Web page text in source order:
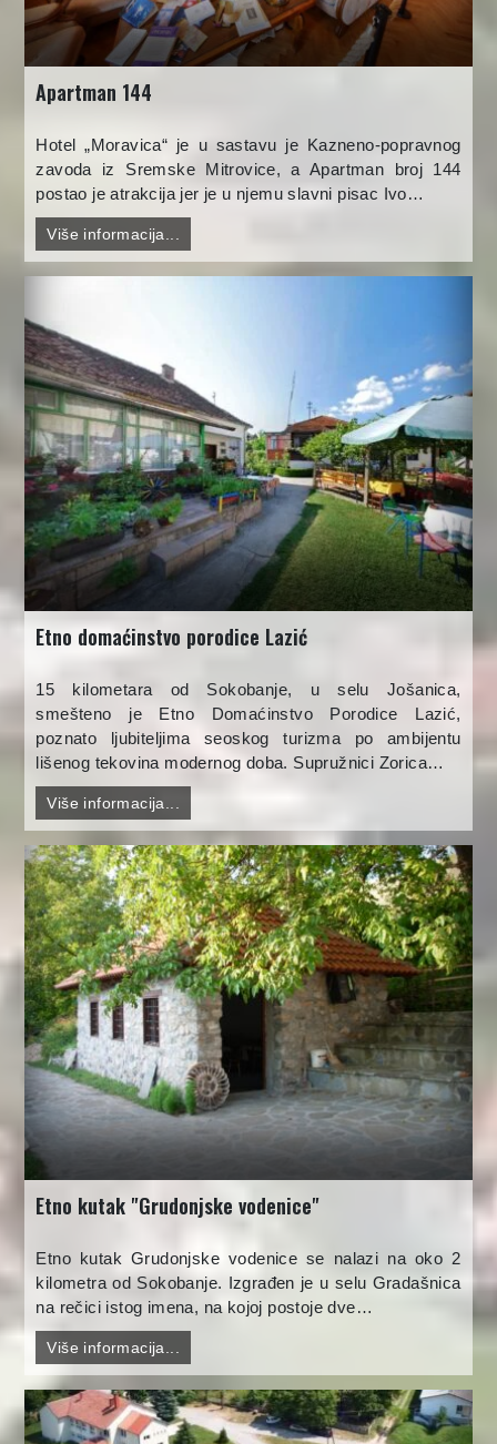
Apartman 144
Hotel „Moravica“ je u sastavu je Kazneno-popravnog
zavoda iz Sremske Mitrovice, a Apartman broj 144
postao je atrakcija jer je u njemu slavni pisac Ivo…
Više informacija...
Etno domaćinstvo porodice Lazić
15 kilometara od Sokobanje, u selu Jošanica,
smešteno je Etno Domaćinstvo Porodice Lazić,
poznato ljubiteljima seoskog turizma po ambijentu
lišenog tekovina modernog doba. Supružnici Zorica…
Više informacija...
Etno kutak "Grudonjske vodenice"
Etno kutak Grudonjske vodenice se nalazi na oko 2
kilometra od Sokobanje. Izgrađen je u selu Gradašnica
na rečici istog imena, na kojoj postoje dve…
Više informacija...